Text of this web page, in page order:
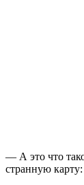
— А это что
странную